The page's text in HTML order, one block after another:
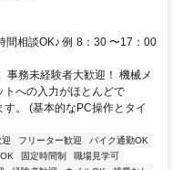
間相談OK♪ 例 8：30 〜17：00
事務未経験者大歓迎！ 機械メ
トへの入力がほとんどで
。 (基本的なPC操作とタイ
フリーター歓迎
バイク通勤OK
固定時間制
職場見学可